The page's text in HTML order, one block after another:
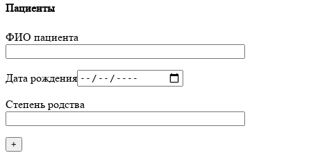
Пациенты
ФИО пациента
Дата рождения
Степень родства